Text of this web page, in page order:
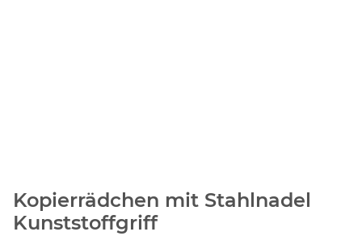
Kopierrädchen mit Stahlnadel
Kunststoffgriff